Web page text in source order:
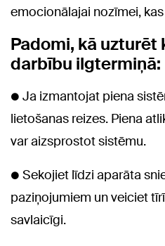
emocionālajai nozīmei,
Padomi, kā
darbību ilgtermiņā:
● Ja izmantojat piena
lietošanas reizes. Piena
var aizsprostot sistēmu.
● Sekojiet līdzi aparāta
paziņojumiem un veiciet
savlaicīgi.